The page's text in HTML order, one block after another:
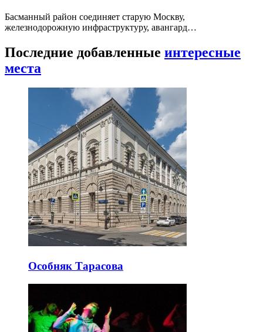
Басманный район соединяет старую Москву,
железнодорожную инфраструктуру, авангард…
Последние добавленные интересные
места
Особняк Тарасова